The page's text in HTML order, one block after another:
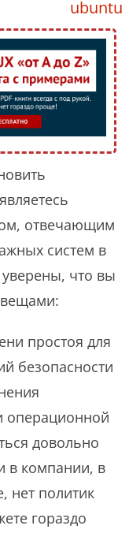
ubuntu
отвечающим
систем в
что вы
простоя для
безопасности
операционной
довольно
в компании, в
нет политик
гораздо